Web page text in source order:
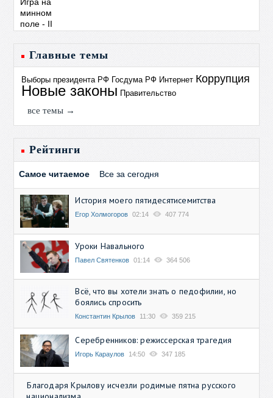
Главные темы
Выборы президента РФ Госдума РФ Интернет Коррупция
Новые законы Правительство
все темы →
Рейтинги
Самое читаемое Все за сегодня
История моего пятидесятисемитства
Егор Холмогоров 02:14 407 774
Уроки Навального
Павел Святенков 01:14 364 506
Всё, что вы хотели знать о педофилии, но
боялись спросить
Константин Крылов 11:30 359 215
Серебренников: режиссерская трагедия
Игорь Караулов 14:50 347 185
Благодаря Крылову исчезли родимые пятна русского